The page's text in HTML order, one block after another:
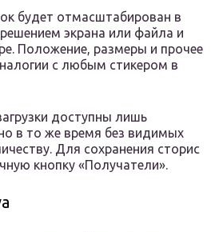
будет отмасштабирован в
экрана или файла и
Положение, размеры и прочее
с любым стикером в
доступны лишь
в то же время без видимых
Для сохранения сторис
кнопку «Получатели».